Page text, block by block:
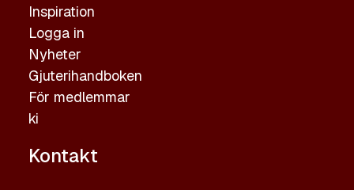
Inspiration
Logga in
Nyheter
Gjuterihandboken
För medlemmar
ki
Kontakt